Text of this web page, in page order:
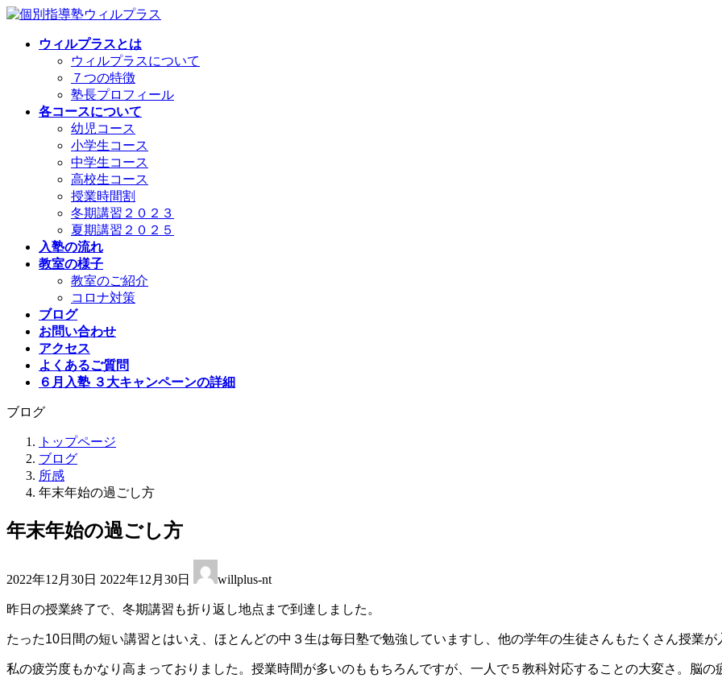
コ
ナ
ウィルプラスとは
ウィルプラスについて
７つの特徴
塾長プロフィール
各コースについて
幼児コース
小学生コース
中学生コース
高校生コース
授業時間割
冬期講習２０２３
夏期講習２０２５
入塾の流れ
教室の様子
教室のご紹介
コロナ対策
ブログ
お問い合わせ
アクセス
よくあるご質問
６月入塾 ３大キャンペーンの詳細
ブログ
トップページ
ブログ
所感
年末年始の過ごし方
年末年始の過ごし方
2022年12月30日 終
新
日
:
2022年12月30日 willplus-nt
昨日の授業終了で、冬期講習も折り返し地点まで到達しました。
たった10日間の短い講習とはいえ、ほとんどの中３生は毎日塾で勉強していますし、他の学年の生徒さんもたくさん授業が
私の疲労度もかなり高まっておりました。授業時間が多いのももちろんですが、一人で５教科対応することの大変さ。脳の